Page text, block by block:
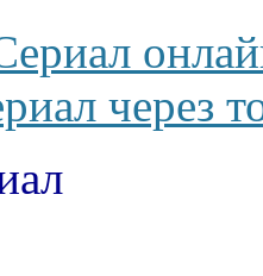
через